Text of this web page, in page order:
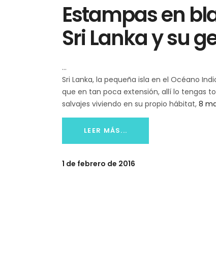
Estampas en
Sri Lanka y su
Sri Lanka, la pequeña isla en el Océano
que en tan poca extensión, allí lo tengas
salvajes viviendo en su propio hábitat, 8
LEER MÁS...
1 de febrero de 2016